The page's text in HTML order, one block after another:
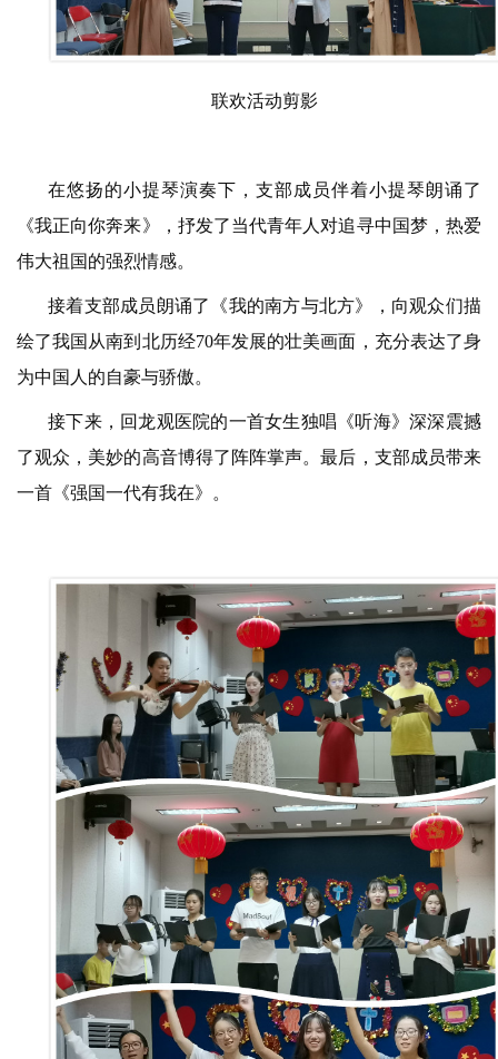
联欢活动剪影
在悠扬的小提琴演奏下，支部成员伴着小提琴朗诵了
《我正向你奔来》，抒发了当代青年人对追寻中国梦，热爱
伟大祖国的强烈情感。
接着支部成员朗诵了《我的南方与北方》，向观众们描
绘了我国从南到北历经70年发展的壮美画面，充分表达了身
为中国人的自豪与骄傲。
接下来，回龙观医院的一首女生独唱《听海》深深震撼
了观众，美妙的高音博得了阵阵掌声。最后，支部成员带来
一首《强国一代有我在》。